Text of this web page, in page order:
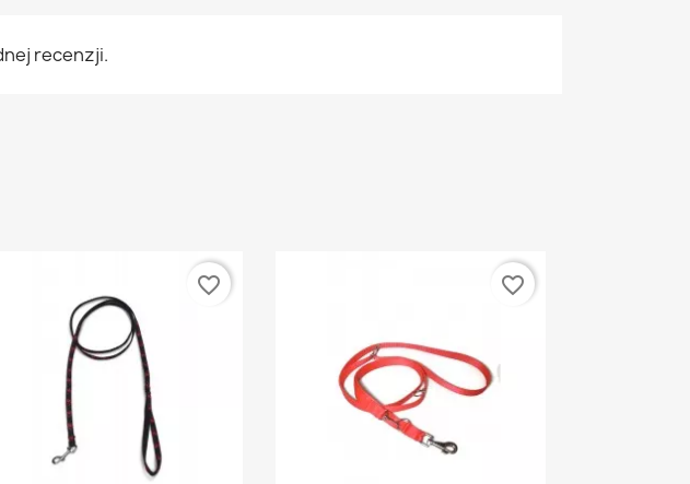
recenzji.
favorite_border favorite_border